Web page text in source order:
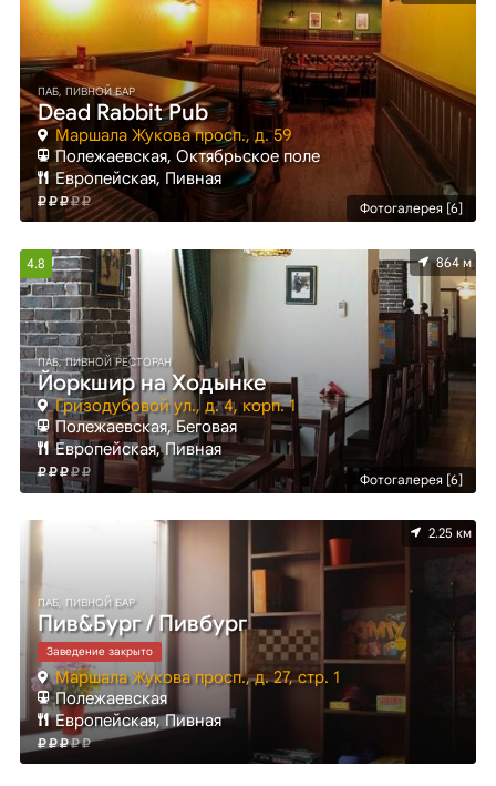
Фотогалерея [6]
ПАБ, ПИВНОЙ БАР
Dead Rabbit Pub
Маршала Жукова просп., д. 59
Полежаевская, Октябрьское поле
Европейская, Пивная
4.8
Фотогалерея [6]
864 м
ПАБ, ПИВНОЙ РЕСТОРАН
Йоркшир на Ходынке
Гризодубовой ул., д. 4, корп. 1
Полежаевская, Беговая
Европейская, Пивная
2.25 км
ПАБ, ПИВНОЙ БАР
Пив&Бург / Пивбург
Заведение закрыто
Маршала Жукова просп., д. 27, стр. 1
Полежаевская
Европейская, Пивная